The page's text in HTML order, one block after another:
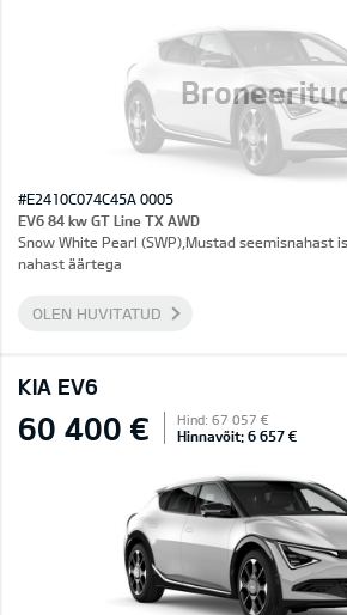
#E2410C074C45A 0005
EV6 84 kw GT Line TX AWD
Snow White Pearl (SWP),Mustad seemisnahast
nahast äärtega
OLEN HUVITATUD
KIA EV6
60 400 € Hind: 67 057 €
Hinnavõit: 6 657 €